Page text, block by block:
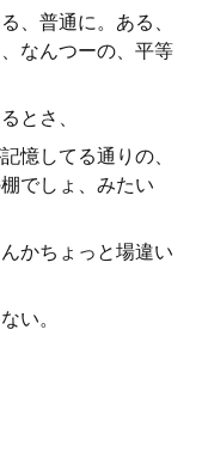
、普通に。ある、
なんつーの、平等
とさ、
憶してる通りの、
でしょ、みたい
かちょっと場違い
い。